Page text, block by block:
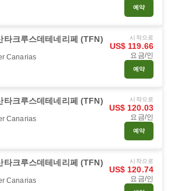
예약
타크루스데테네리페 (TFN)
Canarias
시작으로
US$ 119.66
요금/인
예약
타크루스데테네리페 (TFN)
Canarias
시작으로
US$ 120.03
요금/인
예약
타크루스데테네리페 (TFN)
Canarias
시작으로
US$ 120.74
요금/인